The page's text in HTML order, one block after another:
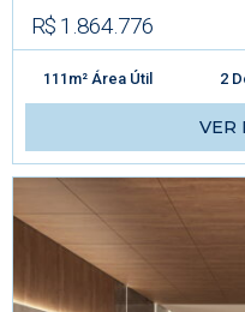
R$ 1.864.776
111m² Área Útil 2
VER